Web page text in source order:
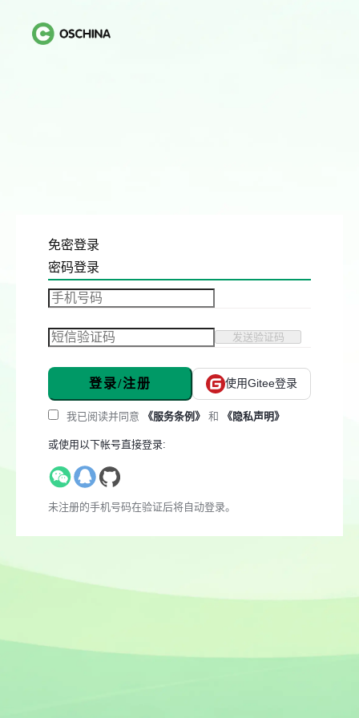
免密登录
密码登录
发送验证码
登录/注册 使用Gitee登录
我已阅读并同意 《服务条例》 和 《隐私声明》
或使用以下帐号直接登录:
未注册的手机号码在验证后将自动登录。